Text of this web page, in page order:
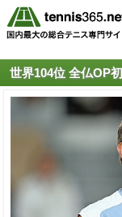
世界104位 全仏OP